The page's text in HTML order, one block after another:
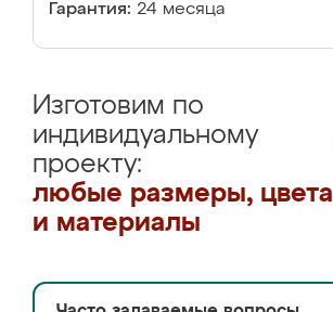
Гарантия: 24 месяца
Изготовим по
индивидуальному
проекту:
любые размеры, цвета
и материалы